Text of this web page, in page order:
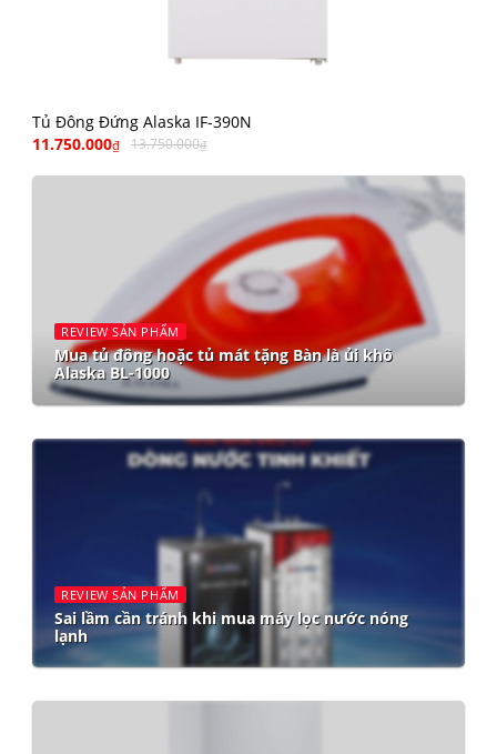
Tủ Đông Đứng Alaska IF-390N
11.750.000₫ 13.750.000₫
REVIEW SẢN PHẨM
Mua tủ đông hoặc tủ mát tặng Bàn là ủi khô
Alaska BL-1000
REVIEW SẢN PHẨM
Sai lầm cần tránh khi mua máy lọc nước nóng
lạnh